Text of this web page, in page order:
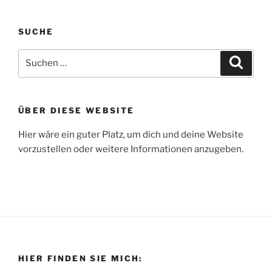
SUCHE
nach:
ÜBER DIESE WEBSITE
Hier wäre ein guter Platz, um dich und deine Website
vorzustellen oder weitere Informationen anzugeben.
HIER FINDEN SIE MICH: